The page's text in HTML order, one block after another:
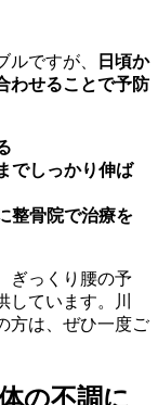
ですが、
日頃か
わせることで予防
でしっかり伸ば
整骨院で治療を
ぎっくり腰の予
ています。川
方は、ぜひ一度ご
の不調に